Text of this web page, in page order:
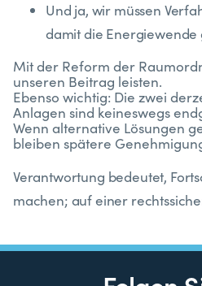
Und ja, wir müssen
damit die Energiewende
Mit der Reform der
unseren Beitrag leisten.
Ebenso wichtig: Die zwei
Anlagen sind keineswegs
Wenn alternative Lösungen
bleiben spätere
Verantwortung bedeutet,
machen; auf einer